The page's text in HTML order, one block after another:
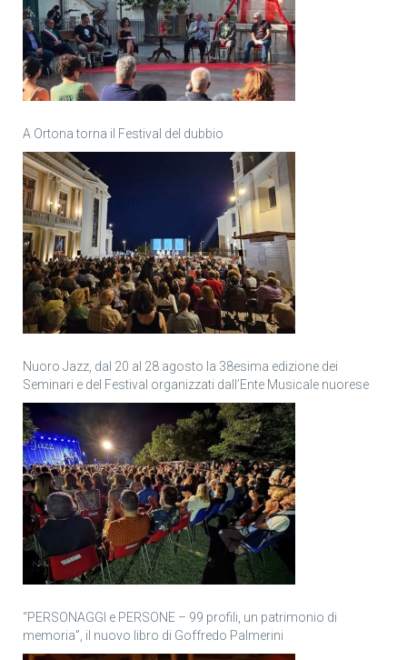
A Ortona torna il Festival del dubbio
Nuoro Jazz, dal 20 al 28 agosto la 38esima edizione dei
Seminari e del Festival organizzati dall’Ente Musicale nuorese
“PERSONAGGI e PERSONE – 99 profili, un patrimonio di
memoria”, il nuovo libro di Goffredo Palmerini